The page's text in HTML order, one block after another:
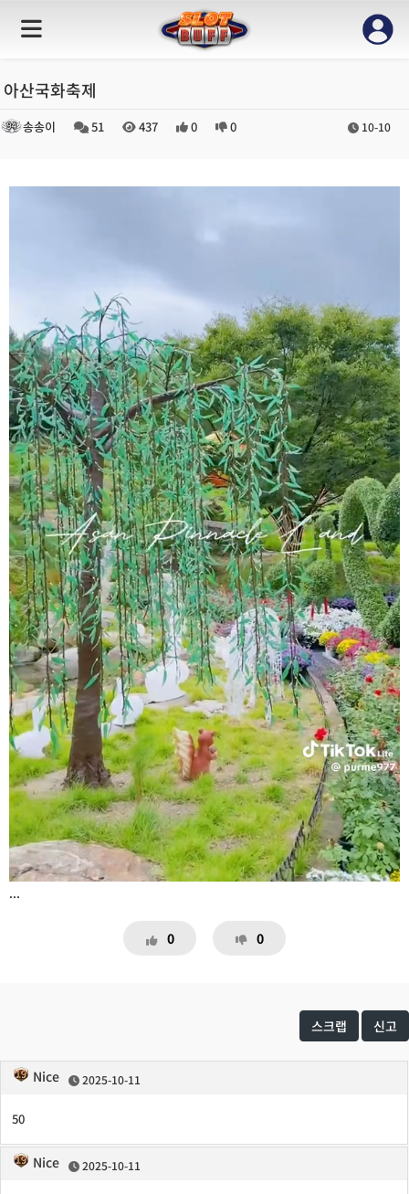
아산국화축제
송송이 51 437 0 0 10-10
...
0 0
스크랩 신고
Nice 2025-10-11
50
Nice 2025-10-11